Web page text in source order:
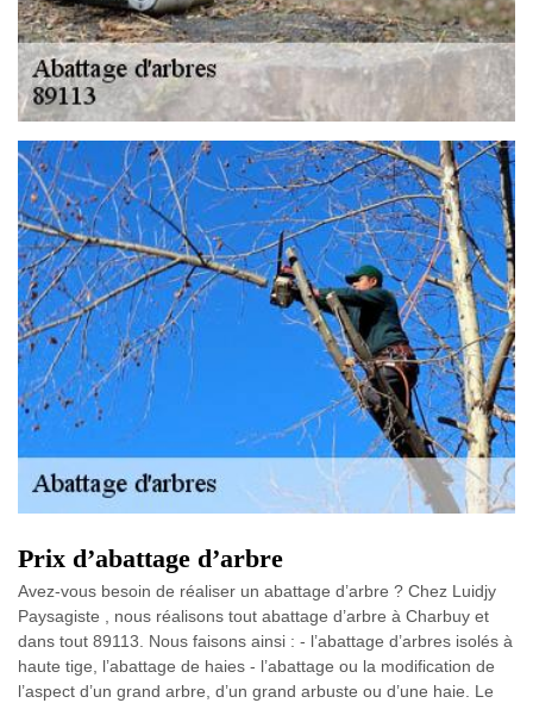
Prix d’abattage d’arbre
Avez-vous besoin de réaliser un abattage d’arbre ? Chez Luidjy
Paysagiste , nous réalisons tout abattage d’arbre à Charbuy et
dans tout 89113. Nous faisons ainsi : - l’abattage d’arbres isolés à
haute tige, l’abattage de haies - l’abattage ou la modification de
l’aspect d’un grand arbre, d’un grand arbuste ou d’une haie. Le